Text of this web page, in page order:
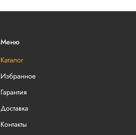
Меню
Каталог
Избранное
Гарантия
Доставка
Контакты